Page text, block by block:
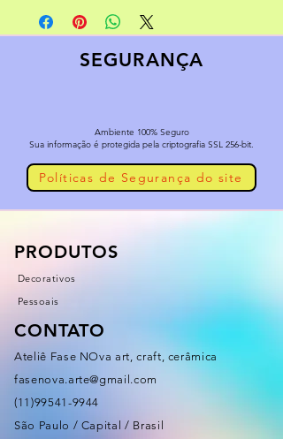
SEGURANÇA
Ambiente 100% Seguro
Sua informação é protegida pela criptografia SSL 256-bit.
Políticas de Segurança do site
PRODUTOS
Decorativos
Pessoais
CONTATO
Ateliê Fase NOva art, craft, cerâmica
fasenova.arte@gmail.com
(11)99541-9944
São Paulo / Capital / Brasil